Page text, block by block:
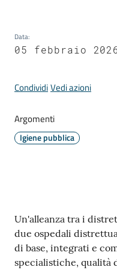
l
l
r
t
m
e
Sportello
telematico
SUE
Data:
05 febbraio
CondividiVedi azioni
Argomenti
Igiene pubblica
Contenuto
Un'alleanza tra i
due ospedali
di base, integrati e
specialistiche, qualità